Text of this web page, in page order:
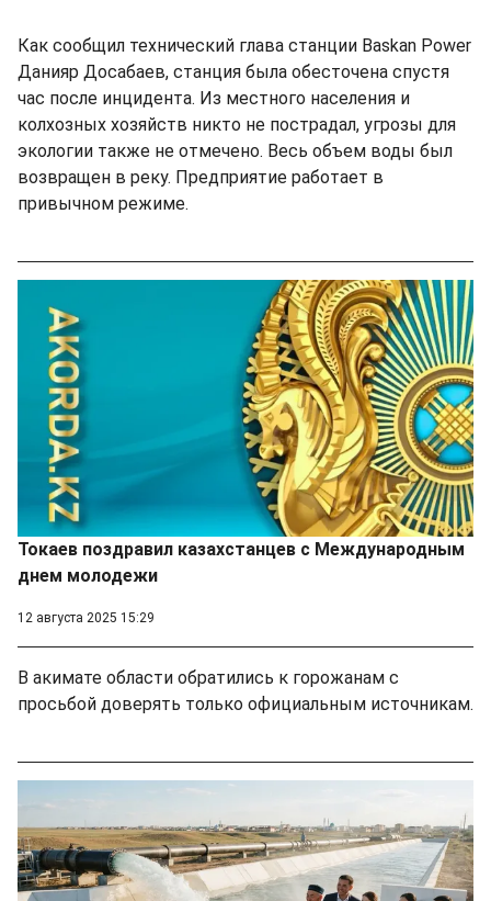
Как сообщил технический глава станции Baskan Power
Данияр Досабаев, станция была обесточена спустя
час после инцидента. Из местного населения и
колхозных хозяйств никто не пострадал, угрозы для
экологии также не отмечено. Весь объем воды был
возвращен в реку. Предприятие работает в
привычном режиме.
Токаев поздравил казахстанцев с Международным
днем молодежи
12 августа 2025 15:29
В акимате области обратились к горожанам с
просьбой доверять только официальным источникам.